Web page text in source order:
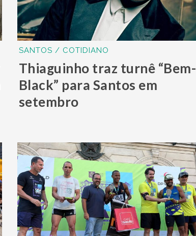
SANTOS / COTIDIANO
Thiaguinho traz turnê “Bem-
Black” para Santos em
setembro